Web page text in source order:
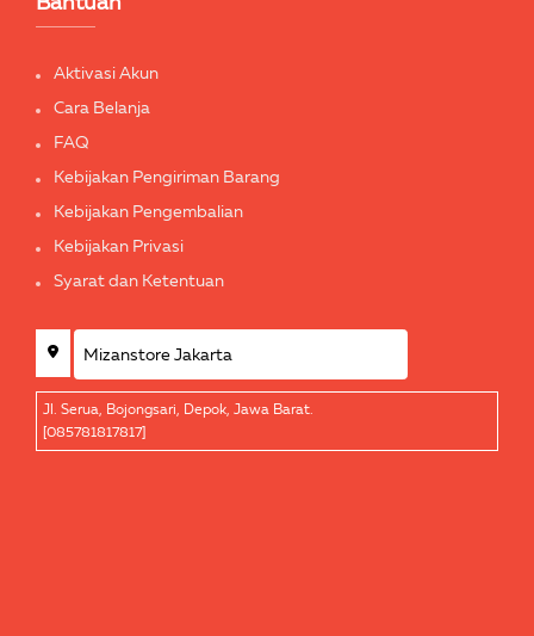
Aktivasi Akun
Cara Belanja
FAQ
Kebijakan Pengiriman Barang
Kebijakan Pengembalian
Kebijakan Privasi
Syarat dan Ketentuan
Jl. Serua, Bojongsari, Depok, Jawa Barat.
[085781817817]